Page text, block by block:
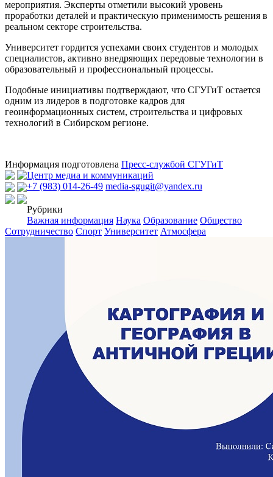
мероприятия. Эксперты отметили высокий уровень
проработки деталей и практическую применимость решения в
реальном секторе строительства.
Университет гордится успехами своих студентов и молодых
специалистов, активно внедряющих передовые технологии в
образовательный и профессиональный процессы.
Подобные инициативы подтверждают, что СГУГиТ остается
одним из лидеров в подготовке кадров для
геоинформационных систем, строительства и цифровых
технологий в Сибирском регионе.
Информация подготовлена Пресс-службой СГУГиТ
Центр медиа и коммуникаций
+7 (983) 014-26-49 media-sgugit@yandex.ru
Рубрики
Важная информация Наука Образование Общество
Сотрудничество Спорт Университет Атмосфера